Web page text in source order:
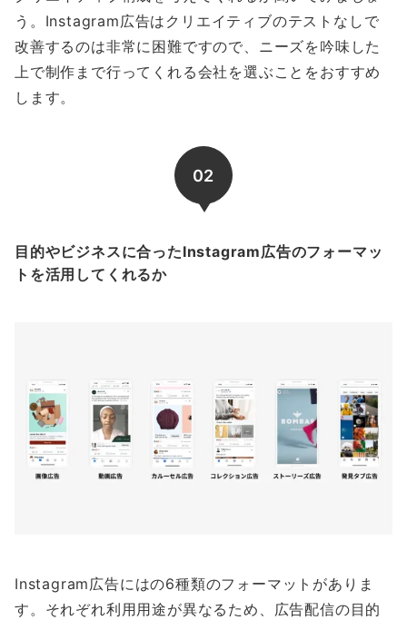
う。Instagram広告はクリエイティブのテストなしで
改善するのは非常に困難ですので、ニーズを吟味した
上で制作まで行ってくれる会社を選ぶことをおすすめ
します。
02
目的やビジネスに合ったInstagram広告のフォーマッ
トを活用してくれるか
Instagram広告にはの6種類のフォーマットがありま
す。それぞれ利用用途が異なるため、広告配信の目的